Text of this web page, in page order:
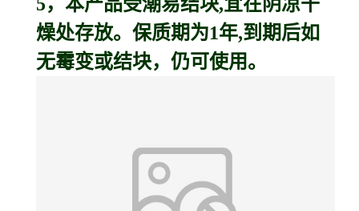
燥处存放。保质期为1年,到期后如
无霉变或结块，仍可使用。